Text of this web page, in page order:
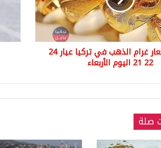
ارتفاع اسعار غرام الذهب في تركيا عيار 24
22 21 اليوم الأربعاء
تقبض
عليه
صلة